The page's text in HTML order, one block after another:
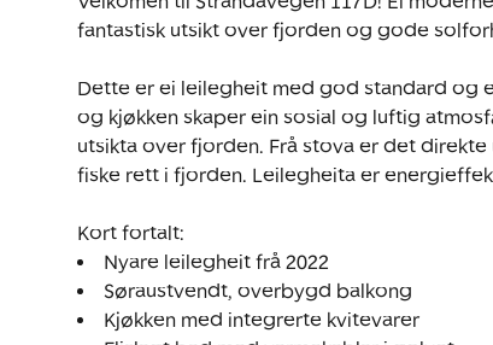
fantastisk utsikt over fjorden og gode
Dette er ei leilegheit med god standard og
og kjøkken skaper ein sosial og luftig
utsikta over fjorden. Frå stova er det
fiske rett i fjorden. Leilegheita er